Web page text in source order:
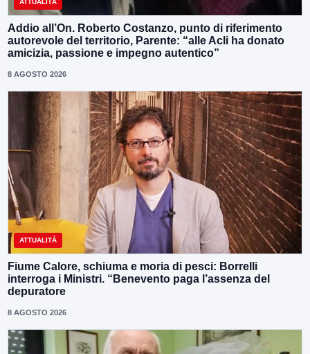
ATTUALITÀ
Addio all’On. Roberto Costanzo, punto di riferimento
autorevole del territorio, Parente: “alle Acli ha donato
amicizia, passione e impegno autentico”
8 AGOSTO 2026
ATTUALITÀ
Fiume Calore, schiuma e moria di pesci: Borrelli
interroga i Ministri. “Benevento paga l’assenza del
depuratore
8 AGOSTO 2026